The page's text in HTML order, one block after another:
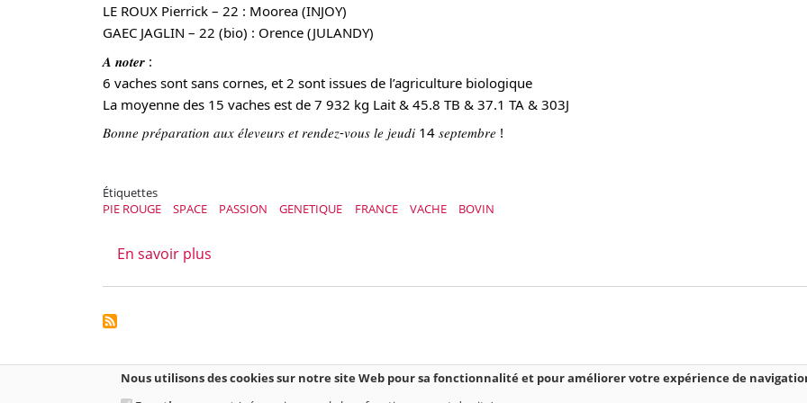
LE ROUX Pierrick – 22 : Moorea (INJOY)
GAEC JAGLIN – 22 (bio) : Orence (JULANDY)
𝑨 𝒏𝒐𝒕𝒆𝒓 :
6 vaches sont sans cornes, et 2 sont issues de l’agriculture biologique
La moyenne des 15 vaches est de 7 932 kg Lait & 45.8 TB & 37.1 TA & 303J
𝐵𝑜𝑛𝑛𝑒 𝑝𝑟𝑒́𝑝𝑎𝑟𝑎𝑡𝑖𝑜𝑛 𝑎𝑢𝑥 𝑒́𝑙𝑒𝑣𝑒𝑢𝑟𝑠 𝑒𝑡 𝑟𝑒𝑛𝑑𝑒𝑧-𝑣𝑜𝑢𝑠 𝑙𝑒 𝑗𝑒𝑢𝑑𝑖 14 𝑠𝑒𝑝𝑡𝑒𝑚𝑏𝑟𝑒 !
Étiquettes
PIE ROUGE
SPACE PASSION GENETIQUE FRANCE VACHE BOVIN
En savoir plus
Nous utilisons des cookies sur notre site Web pour sa fonctionnalité et pour améliorer votre expérience de